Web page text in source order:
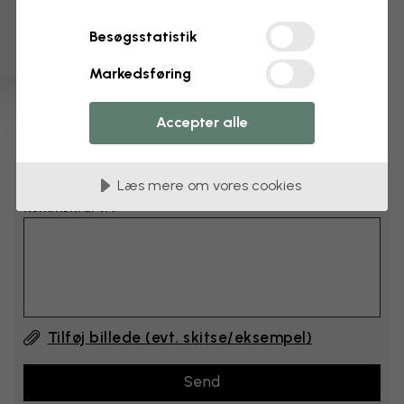
Læg 6–10 cm til både bredden og højden
Tilføj kommentarer
Kommentar #1
Tilføj billede (evt. skitse/eksempel)
Besøgsstatistik
Markedsføring
Accepter alle
Læs mere om vores cookies